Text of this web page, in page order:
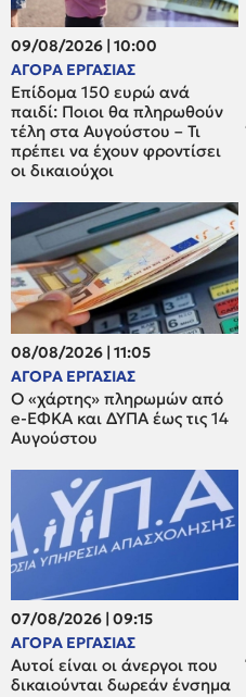
09/08/2026 | 10:00
ΑΓΟΡΑ ΕΡΓΑΣΙΑΣ
Επίδομα 150 ευρώ ανά
παιδί: Ποιοι θα πληρωθούν
τέλη στα Αυγούστου – Τι
πρέπει να έχουν φροντίσει
οι δικαιούχοι
08/08/2026 | 11:05
ΑΓΟΡΑ ΕΡΓΑΣΙΑΣ
Ο «χάρτης» πληρωμών από
e-ΕΦΚΑ και ΔΥΠΑ έως τις 14
Αυγούστου
07/08/2026 | 09:15
ΑΓΟΡΑ ΕΡΓΑΣΙΑΣ
Αυτοί είναι οι άνεργοι που
δικαιούνται δωρεάν ένσημα